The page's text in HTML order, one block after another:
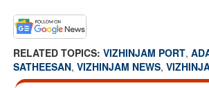
RELATED TOPICS: VIZHINJAM PORT,
SATHEESAN, VIZHINJAM NEWS,